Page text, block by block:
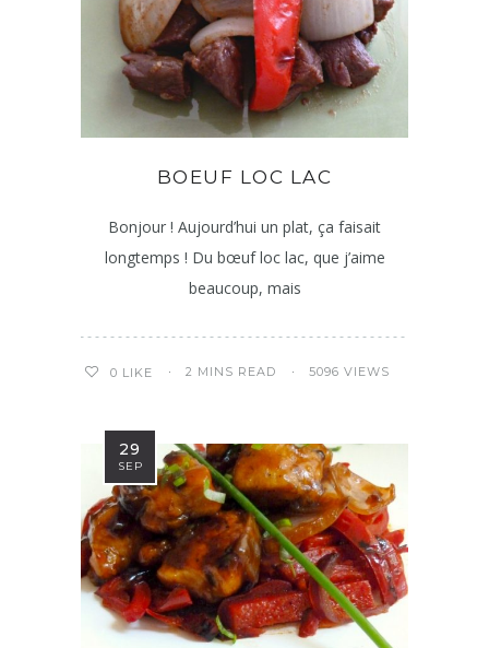
BOEUF LOC LAC
Bonjour ! Aujourd’hui un plat, ça faisait
longtemps ! Du bœuf loc lac, que j’aime
beaucoup, mais
0 LIKE 2 MINS READ 5096 VIEWS
29
SEP